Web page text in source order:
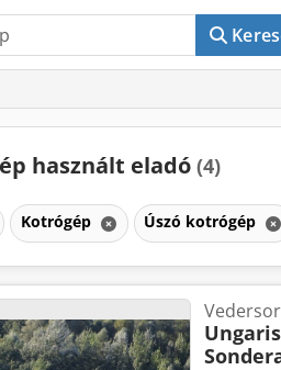
használt eladó (4)
Kotrógép Úszó kotrógép